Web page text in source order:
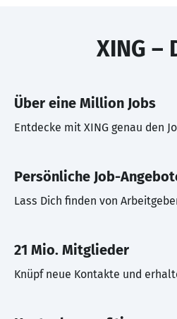
XING –
Über eine Million Jobs
Entdecke mit XING genau den
Persönliche Job-
Lass Dich finden von
21 Mio. Mitglieder
Knüpf neue Kontakte und